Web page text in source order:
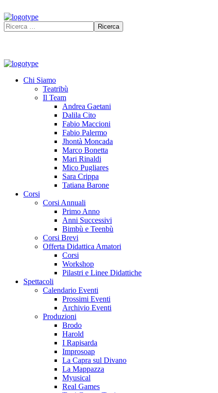
Chi Siamo
Teatribù
Il Team
Andrea Gaetani
Dalila Cito
Fabio Maccioni
Fabio Palermo
Jhontà Moncada
Marco Bonetta
Mari Rinaldi
Mico Pugliares
Sara Crippa
Tatiana Barone
Corsi
Corsi Annuali
Primo Anno
Anni Successivi
Bimbù e Teenbù
Corsi Brevi
Offerta Didattica Amatori
Corsi
Workshop
Pilastri e Linee Didattiche
Spettacoli
Calendario Eventi
Prossimi Eventi
Archivio Eventi
Produzioni
Brodo
Harold
I Rapisarda
Improsoap
La Capra sul Divano
La Mappazza
Myusical
Real Games